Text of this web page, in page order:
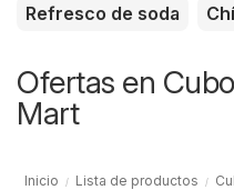
Refresco de soda
Ofertas en
Mart
Inicio Lista de productos